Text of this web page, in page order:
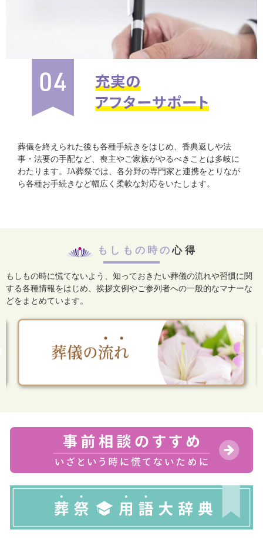
葬儀を終えられた後も各種手続きをはじめ、香典返しや法
事・法要の手配など、喪主やご家族がやるべきことは多岐に
わたります。JA葬祭では、各分野の専門家と連携をとりなが
ら各種お手続きなど幅広く柔軟な対応をいたします。
もしもの時の心得
もしもの時に慌てないよう、知っておきたい葬儀の流れや習慣に関
する各種情報をはじめ、 挨拶文例やご参列者への一般的なマナーな
どをまとめています。